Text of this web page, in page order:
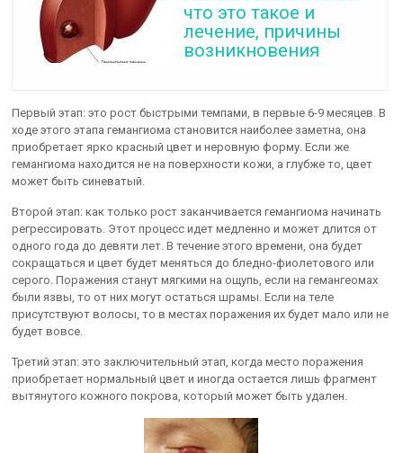
что это такое и
лечение, причины
возникновения
Первый этап: это рост быстрыми темпами, в первые 6-9 месяцев. В
ходе этого этапа гемангиома становится наиболее заметна, она
приобретает ярко красный цвет и неровную форму. Если же
гемангиома находится не на поверхности кожи, а глубже то, цвет
может быть синеватый.
Второй этап: как только рост заканчивается гемангиома начинать
регрессировать. Этот процесс идет медленно и может длится от
одного года до девяти лет. В течение этого времени, она будет
сокращаться и цвет будет меняться до бледно-фиолетового или
серого. Поражения станут мягкими на ощупь, если на гемангеомах
были язвы, то от них могут остаться шрамы. Если на теле
присутствуют волосы, то в местах поражения их будет мало или не
будет вовсе.
Третий этап: это заключительный этап, когда место поражения
приобретает нормальный цвет и иногда остается лишь фрагмент
вытянутого кожного покрова, который может быть удален.